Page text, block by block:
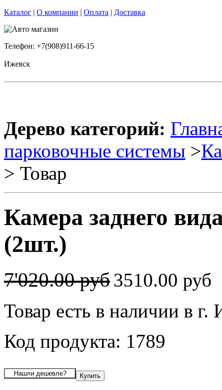
Каталог | О компании | Оплата | Доставка
Телефон: +7(908)911-66-15
Ижевск
Дерево категорий:
парковочные системы >
> Товар
Камера заднего
(2шт.)
7'020.00 руб3510.00 руб
Товар есть в наличии в г.
Код продукта: 1789